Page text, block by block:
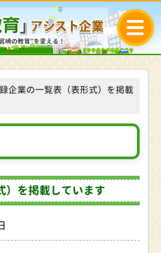
企業の一覧表（表形式）を掲載
）を掲載しています